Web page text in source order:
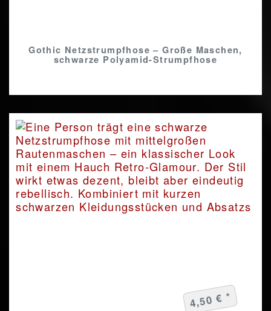
Gothic Netzstrumpfhose – Große Maschen,
schwarze Polyamid-Strumpfhose
4,50 € *